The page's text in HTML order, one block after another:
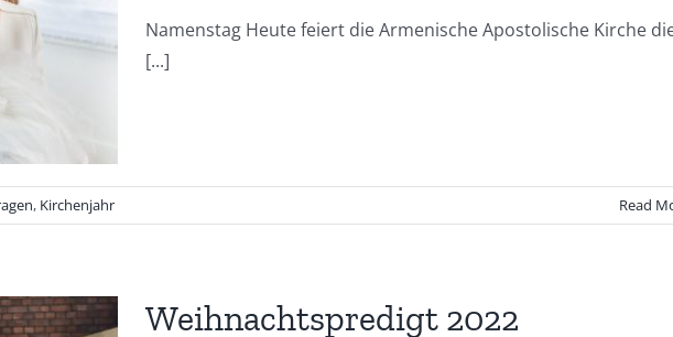
Namenstag Heute feiert die Armenische Apostolische Kirche
[...]
, Kirchenjahr Read
Weihnachtspredigt 2022